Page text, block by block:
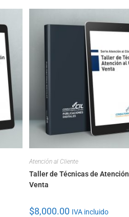
Atención al Cliente
Taller de Técnicas de
Venta
$8,000.00 IVA incluido